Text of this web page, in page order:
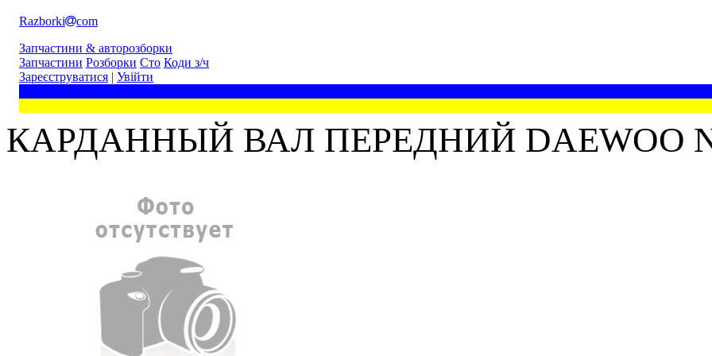
Razborki
com
Запчастини & авторозборки
Запчастини Розборки Сто Коди з/ч
Зареєструватися | Увійти
КАРДАННЫЙ ВАЛ ПЕРЕДНИЙ DAEWOO